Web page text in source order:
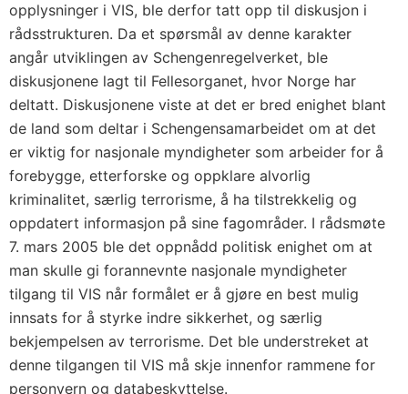
opplysninger i VIS, ble derfor tatt opp til diskusjon i
rådsstrukturen. Da et spørsmål av denne karakter
angår utviklingen av Schengenregelverket, ble
diskusjonene lagt til Fellesorganet, hvor Norge har
deltatt. Diskusjonene viste at det er bred enighet blant
de land som deltar i Schengensamarbeidet om at det
er viktig for nasjonale myndigheter som arbeider for å
forebygge, etterforske og oppklare alvorlig
kriminalitet, særlig terrorisme, å ha tilstrekkelig og
oppdatert informasjon på sine fagområder. I rådsmøte
7. mars 2005 ble det oppnådd politisk enighet om at
man skulle gi forannevnte nasjonale myndigheter
tilgang til VIS når formålet er å gjøre en best mulig
innsats for å styrke indre sikkerhet, og særlig
bekjempelsen av terrorisme. Det ble understreket at
denne tilgangen til VIS må skje innenfor rammene for
personvern og databeskyttelse.